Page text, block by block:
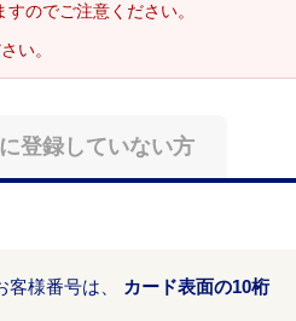
のでご注意ください。
い。
登録していない方
客様番号は、
カード表面の10桁